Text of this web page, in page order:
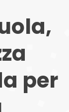
per